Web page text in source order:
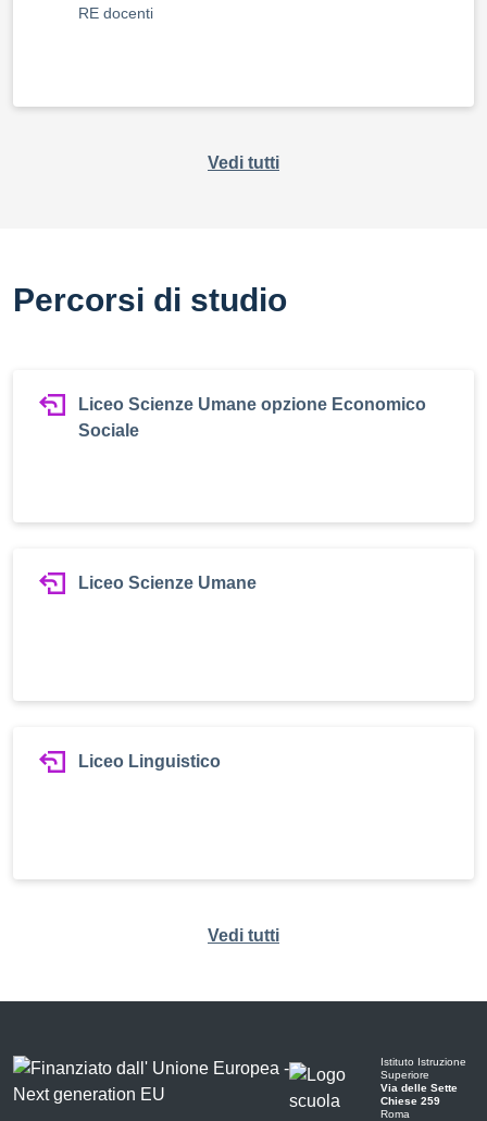
RE docenti
Vedi tutti
Percorsi di studio
Liceo Scienze Umane opzione Economico
Sociale
Liceo Scienze Umane
Liceo Linguistico
Vedi tutti
Istituto Istruzione
Superiore
Via delle Sette
Chiese 259
Roma